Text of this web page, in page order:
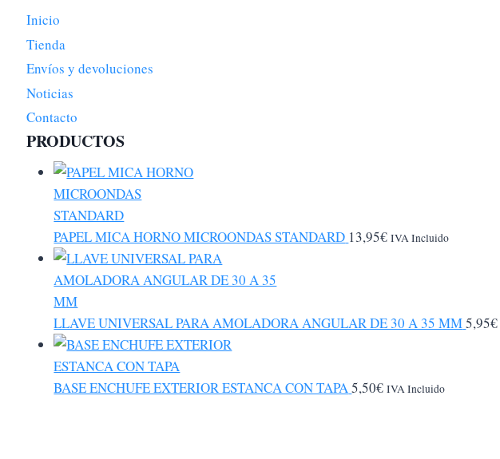
Inicio
Tienda
Envíos y devoluciones
Noticias
Contacto
PRODUCTOS
PAPEL MICA HORNO MICROONDAS STANDARD 13,95€ IVA Incluido
LLAVE UNIVERSAL PARA AMOLADORA ANGULAR DE 30 A 35 MM5,95€
BASE ENCHUFE EXTERIOR ESTANCA CON TAPA 5,50€ IVA Incluido